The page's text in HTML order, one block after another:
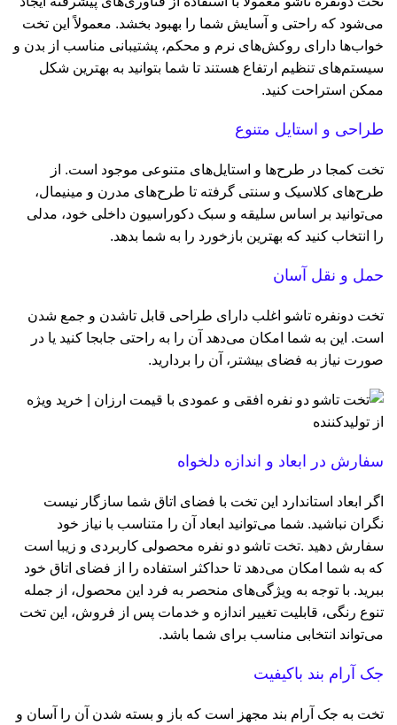
می‌شود که راحتی و آسایش شما را بهبود ‌بخشد. معمولاً این تخت
خواب‌ها دارای روکش‌های نرم و محکم، پشتیبانی مناسب از بدن و
سیستم‌های تنظیم ارتفاع هستند تا شما بتوانید به بهترین شکل
ممکن استراحت کنید.
طراحی و استایل متنوع
تخت کمجا در طرح‌ها و استایل‌های متنوعی موجود است. از
طرح‌های کلاسیک و سنتی گرفته تا طرح‌های مدرن و مینیمال،
می‌توانید بر اساس سلیقه و سبک دکوراسیون داخلی خود، مدلی
را انتخاب کنید که بهترین بازخورد را به شما بدهد.
حمل و نقل آسان
تخت دونفره تاشو اغلب دارای طراحی قابل تاشدن و جمع شدن
است. این به شما امکان می‌دهد آن را به راحتی جابجا کنید یا در
صورت نیاز به فضای بیشتر، آن را بردارید.
سفارش در ابعاد و اندازه دلخواه
اگر ابعاد استاندارد این تخت با فضای اتاق شما سازگار نیست
نگران نباشید. شما می‌توانید ابعاد آن را متناسب با نیاز خود
سفارش دهید .تخت تاشو دو نفره محصولی کاربردی و زیبا است
که به شما امکان می‌دهد تا حداکثر استفاده را از فضای اتاق خود
ببرید. با توجه به ویژگی‌های منحصر به فرد این محصول، از جمله
تنوع رنگی، قابلیت تغییر اندازه و خدمات پس از فروش، این تخت
می‌تواند انتخابی مناسب برای شما باشد.
جک آرام‌ بند باکیفیت
تخت به جک آرام‌ بند مجهز است که باز و بسته شدن آن را آسان و